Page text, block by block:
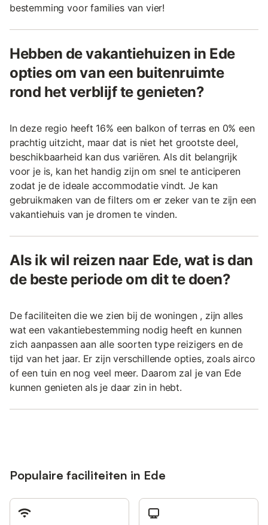
bestemming voor families van vier!
Hebben de vakantiehuizen in Ede
opties om van een buitenruimte
rond het verblijf te genieten?
In deze regio heeft 16% een balkon of terras en 0% een
prachtig uitzicht, maar dat is niet het grootste deel,
beschikbaarheid kan dus variëren. Als dit belangrijk
voor je is, kan het handig zijn om snel te anticiperen
zodat je de ideale accommodatie vindt. Je kan
gebruikmaken van de filters om er zeker van te zijn een
vakantiehuis van je dromen te vinden.
Als ik wil reizen naar Ede, wat is dan
de beste periode om dit te doen?
De faciliteiten die we zien bij de woningen , zijn alles
wat een vakantiebestemming nodig heeft en kunnen
zich aanpassen aan alle soorten type reizigers en de
tijd van het jaar. Er zijn verschillende opties, zoals airco
of een tuin en nog veel meer. Daarom zal je van Ede
kunnen genieten als je daar zin in hebt.
Populaire faciliteiten in Ede